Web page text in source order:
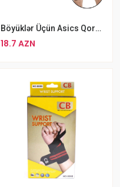
Böyüklər Üçün Asics Qoruyucu Dizlik 02 Standart Ölçülü Dizlik Qara
18.7 AZN